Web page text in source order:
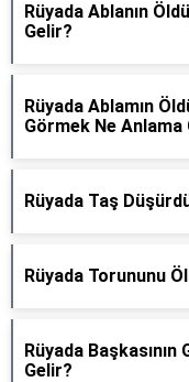
Rüyada Ablanın
Gelir?
Rüyada Ablamın
Görmek Ne Anlama
Rüyada Taş
Rüyada Torununu
Rüyada
Gelir?